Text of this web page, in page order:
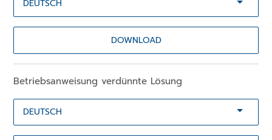
DOWNLOAD
Betriebsanweisung verdünnte Lösung